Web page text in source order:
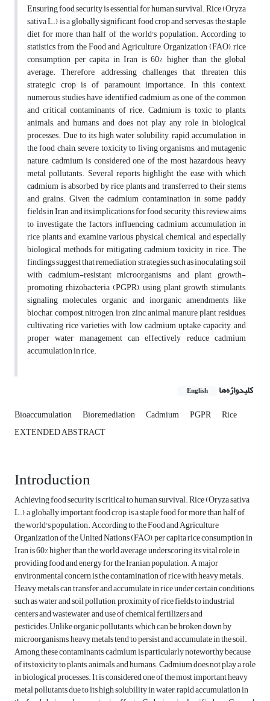
Ensuring food security is essential for human survival. Rice (Oryza
sativa L.) is a globally significant food crop and serves as the staple
diet for more than half of the world's population. According to
statistics from the Food and Agriculture Organization (FAO), rice
consumption per capita in Iran is 60% higher than the global
average. Therefore, addressing challenges that threaten this
strategic crop is of paramount importance. In this context,
numerous studies have identified cadmium as one of the common
and critical contaminants of rice. Cadmium is toxic to plants,
animals, and humans and does not play any role in biological
processes. Due to its high water solubility, rapid accumulation in
the food chain, severe toxicity to living organisms, and mutagenic
nature, cadmium is considered one of the most hazardous heavy
metal pollutants. Several reports highlight the ease with which
cadmium is absorbed by rice plants and transferred to their stems
and grains. Given the cadmium contamination in some paddy
fields in Iran and its implications for food security, this review aims
to investigate the factors influencing cadmium accumulation in
rice plants and examine various physical, chemical, and especially
biological methods for mitigating cadmium toxicity in rice. The
findings suggest that remediation strategies such as inoculating soil
with cadmium-resistant microorganisms and plant growth-
promoting rhizobacteria (PGPR), using plant growth stimulants,
signaling molecules, organic and inorganic amendments like
biochar, compost, nitrogen, iron, zinc, animal manure, plant residues,
cultivating rice varieties with low cadmium uptake capacity, and
proper water management can effectively reduce cadmium
accumulation in rice.
کلیدواژه‌ها English
Bioaccumulation Bioremediation Cadmium PGPR
Rice
EXTENDED ABSTRACT
Introduction
Achieving food security is critical to human survival. Rice (Oryza sativa
L.), a globally important food crop, is a staple food for more than half of
the world's population. According to the Food and Agriculture
Organization of the United Nations (FAO), per capita rice consumption in
Iran is 60% higher than the world average, underscoring its vital role in
providing food and energy for the Iranian population. A major
environmental concern is the contamination of rice with heavy metals.
Heavy metals can transfer and accumulate in rice under certain conditions,
such as water and soil pollution, proximity of rice fields to industrial
centers and wastewater, and use of chemical fertilizers and
pesticides.Unlike organic pollutants, which can be broken down by
microorganisms, heavy metals tend to persist and accumulate in the soil.
Among these contaminants, cadmium is particularly noteworthy because
of its toxicity to plants, animals, and humans. Cadmium does not play a role
in biological processes. It is considered one of the most important heavy
metal pollutants due to its high solubility in water, rapid accumulation in